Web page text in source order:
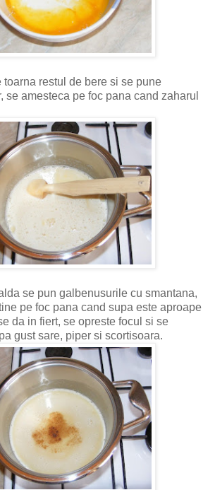
toarna restul de bere si se pune
se amesteca pe foc pana cand zaharul
se pun galbenusurile cu smantana,
pe foc pana cand supa este aproape
da in fiert, se opreste focul si se
gust sare, piper si scortisoara.